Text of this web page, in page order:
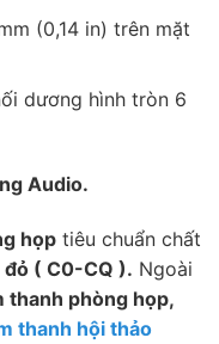
(0,14 in) trên mặt
dương hình tròn 6
Audio.
họp tiêu chuẩn chất
đỏ ( C0-CQ ). Ngoài
thanh phòng họp,
thanh hội thảo